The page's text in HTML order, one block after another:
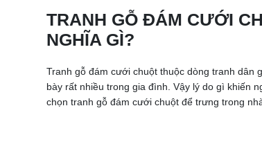
TRANH GỖ ĐÁM CƯỚI
NGHĨA GÌ?
Tranh gỗ đám cưới chuột thuộc dòng tranh dân
bày rất nhiều trong gia đình. Vậy lý do gì khiến
chọn tranh gỗ đám cưới chuột để trưng trong